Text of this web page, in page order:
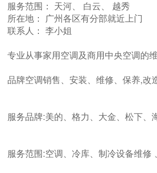
服务范围： 天河、 白云、 越秀
所在地： 广州各区有分部就近上门
联系人： 李小姐
专业从事家用空调及商用中央空调的
品牌空调销售、安装、维修、保养,改
服务品牌:美的、格力、大金、松下、
服务范围:空调、冷库、制冷设备维修